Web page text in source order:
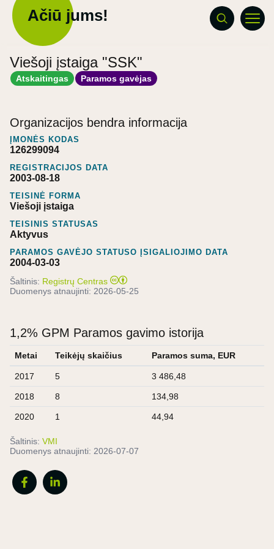
Ačiū jums!
Viešoji įstaiga "SSK"
Atskaitingas Paramos gavėjas
Organizacijos bendra informacija
ĮMONĖS KODAS
126299094
REGISTRACIJOS DATA
2003-08-18
TEISINĖ FORMA
Viešoji įstaiga
TEISINIS STATUSAS
Aktyvus
PARAMOS GAVĖJO STATUSO ĮSIGALIOJIMO DATA
2004-03-03
Šaltinis: Registrų Centras
Duomenys atnaujinti: 2026-05-25
1,2% GPM Paramos gavimo istorija
Metai Teikėjų skaičius Paramos suma, EUR
2017 5 3 486,48
2018 8 134,98
2020 1 44,94
Šaltinis: VMI
Duomenys atnaujinti: 2026-07-07